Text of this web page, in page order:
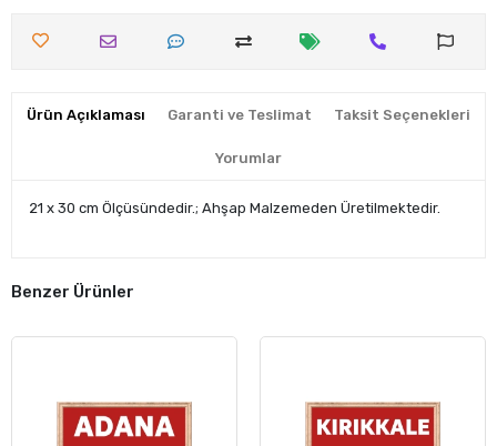
Ürün Açıklaması Garanti ve Teslimat Taksit Seçenekleri
Yorumlar
21 x 30 cm Ölçüsündedir.; Ahşap Malzemeden Üretilmektedir.
Benzer Ürünler